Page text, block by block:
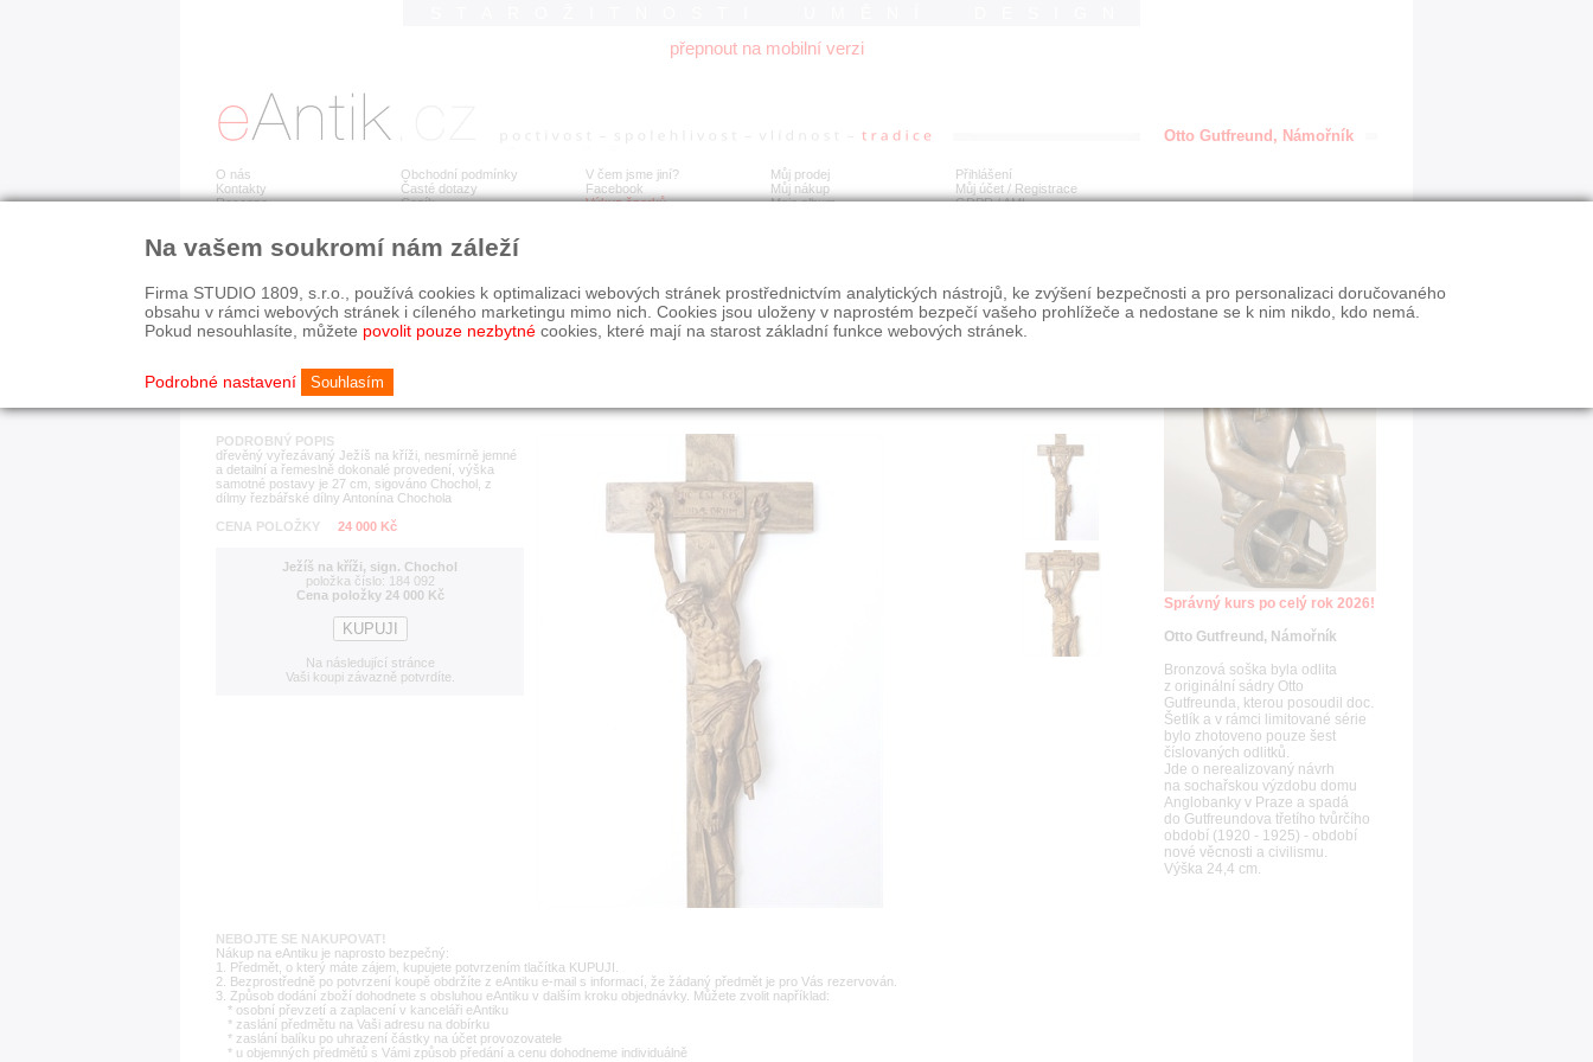
přepnout na mobilní verzi
O nás
Kontakty
Recenze
Obchodní podmínky
Časté dotazy
Ceník
V čem jsme jiní?
Facebook
Výkup šperků
Můj prodej
Můj nákup
Moje album
Přihlášení
Můj účet / Registrace
GDPR/AML
Detail položky č. 184 092 Ježíš na kříži, sign. Chochol
PODROBNÝ POPIS
dřevěný vyřezávaný Ježíš na kříži, nesmírně jemné
a detailní a řemeslně dokonalé provedení, výška
samotné postavy je 27 cm, sigováno Chochol, z
dílmy řezbářské dílny Antonína Chochola
CENA POLOŽKY
24 000 Kč
Ježíš na kříži, sign. Chochol
položka číslo: 184 092
Cena položky 24 000 Kč
Na následující stránce
Vaši koupi závazně potvrdíte.
NEBOJTE SE NAKUPOVAT!
Nákup na eAntiku je naprosto bezpečný:
1. Předmět, o který máte zájem, kupujete potvrzením tlačítka KUPUJI.
2. Bezprostředně po potvrzení koupě obdržíte z eAntiku e-mail s informací, že žádaný předmět je pro Vás rezervován.
3. Způsob dodání zboží dohodnete s obsluhou eAntiku v dalším kroku objednávky. Můžete zvolit například:
* osobní převzetí a zaplacení v kanceláři eAntiku
* zaslání předmětu na Vaši adresu na dobírku
* zaslání balíku po uhrazení částky na účet provozovatele
* u objemných předmětů s Vámi způsob předání a cenu dohodneme individuálně
Otto Gutfreund, Námořník
Správný kurs po celý rok 2026!
Otto Gutfreund, Námořník
Bronzová soška byla odlita
z originální sádry Otto
Gutfreunda, kterou posoudil doc.
Šetlík a v rámci limitované série
bylo zhotoveno pouze šest
číslovaných odlitků.
Jde o nerealizovaný návrh
na sochařskou výzdobu domu
Anglobanky v Praze a spadá
do Gutfreundova třetího tvůrčího
období (1920 - 1925) - období
nové věcnosti a civilismu.
Výška 24,4 cm.
Na vašem soukromí nám záleží
Firma STUDIO 1809, s.r.o., používá cookies k optimalizaci webových stránek prostřednictvím analytických nástrojů, ke zvýšení bezpečnosti a pro personalizaci doručovaného
obsahu v rámci webových stránek i cíleného marketingu mimo nich. Cookies jsou uloženy v naprostém bezpečí vašeho prohlížeče a nedostane se k nim nikdo, kdo nemá.
Pokud nesouhlasíte, můžete povolit pouze nezbytné cookies, které mají na starost základní funkce webových stránek.
Podrobné nastavení Souhlasím